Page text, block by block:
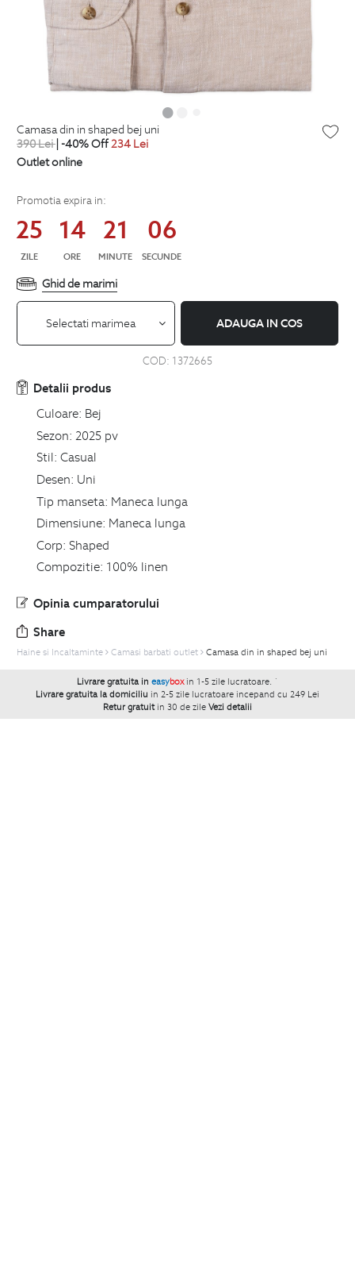
camasa din in shaped bej uni
390Lei| -40% Off234 Lei
Outlet online
Promotia expira in:
25
ZILE
14
ORE
21
MINUTE
06
SECUNDE
Ghid de marimi
Selectati marimea ADAUGA IN COS
COD: 1372665
Detalii produs
Culoare: Bej
Sezon: 2025 pv
Stil: Casual
Desen: Uni
Tip manseta: Maneca lunga
Dimensiune: Maneca lunga
Corp: Shaped
Compozitie: 100% linen
Opinia cumparatorului
Share
Haine si Incaltaminte Camasi barbati outlet Camasa din in shaped bej uni
Livrare gratuita in easybox in 1-5 zile lucratoare. `
Livrare gratuita la domiciliu in 2-5 zile lucratoare incepand cu 249 Lei
Retur gratuit in 30 de zile Vezi detalii